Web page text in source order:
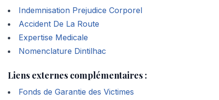
Indemnisation Prejudice Corporel
Accident De La Route
Expertise Medicale
Nomenclature Dintilhac
Liens externes complémentaires :
Fonds de Garantie des Victimes